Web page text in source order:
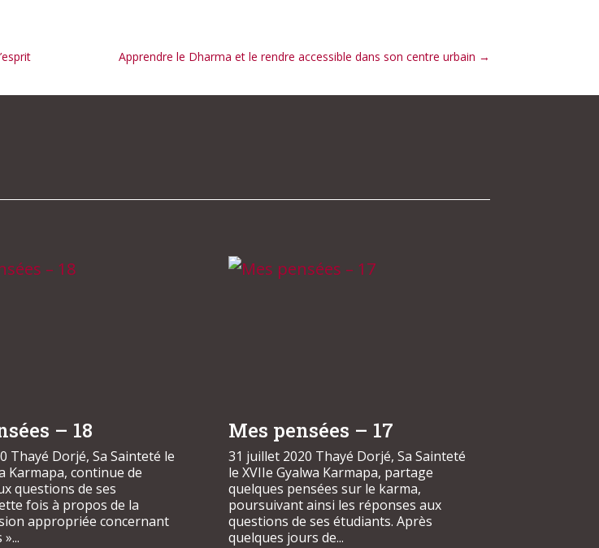
Apprendre le Dharma et le rendre accessible dans son centre urbain →
– 18
Thayé Dorjé, Sa Sainteté le
Karmapa, continue de
questions de ses
fois à propos de la
appropriée concernant
Mes pensées – 17
31 juillet 2020 Thayé Dorjé, Sa Sainteté
le XVIIe Gyalwa Karmapa, partage
quelques pensées sur le karma,
poursuivant ainsi les réponses aux
questions de ses étudiants. Après
quelques jours de...